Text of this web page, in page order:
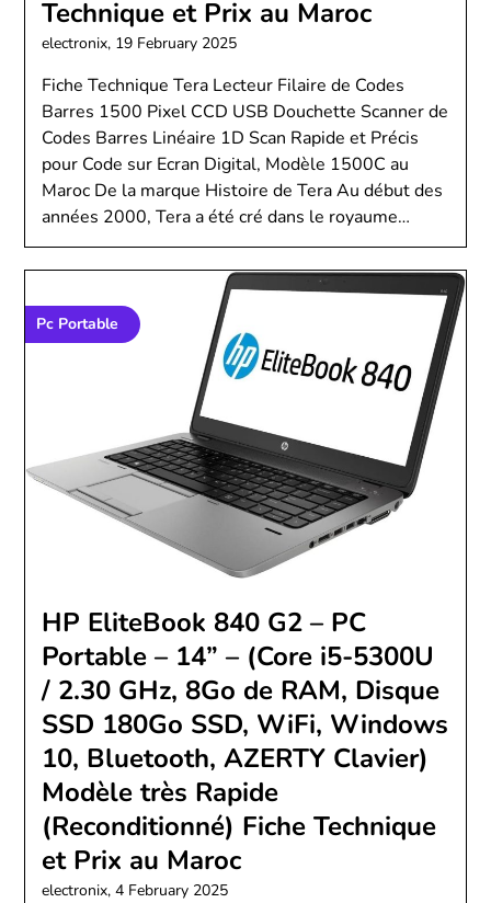
Technique et Prix au Maroc
electronix, 19 February 2025
Fiche Technique Tera Lecteur Filaire de Codes
Barres 1500 Pixel CCD USB Douchette Scanner de
Codes Barres Linéaire 1D Scan Rapide et Précis
pour Code sur Ecran Digital, Modèle 1500C au
Maroc De la marque Histoire de Tera Au début des
années 2000, Tera a été cré dans le royaume…
Pc Portable
HP EliteBook 840 G2 – PC
Portable – 14” – (Core i5-5300U
/ 2.30 GHz, 8Go de RAM, Disque
SSD 180Go SSD, WiFi, Windows
10, Bluetooth, AZERTY Clavier)
Modèle très Rapide
(Reconditionné) Fiche Technique
et Prix au Maroc
electronix,4 February 2025